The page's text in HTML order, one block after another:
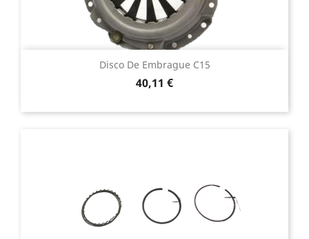
Disco De Embrague C15
Precio
40,11 €